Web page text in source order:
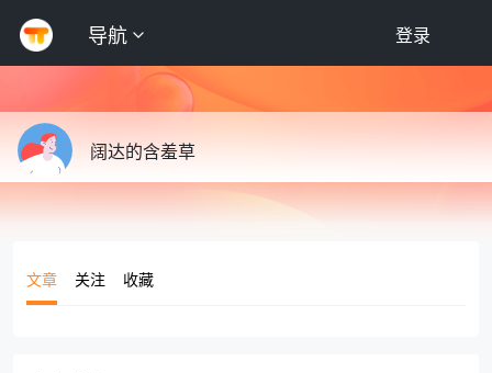
导航 登录
阔达的含羞草
文章 关注 收藏